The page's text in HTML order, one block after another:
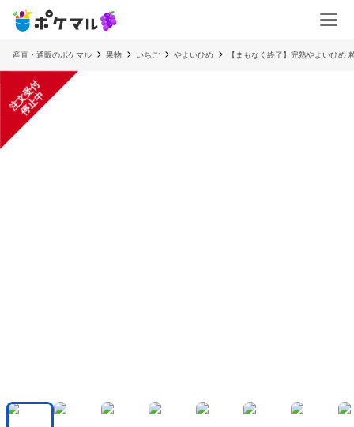
産直・通販のポケマル 果物 いちご やよいひめ 【まもなく終了】完熟やよいひめ
注
文
受
付
停
止
中